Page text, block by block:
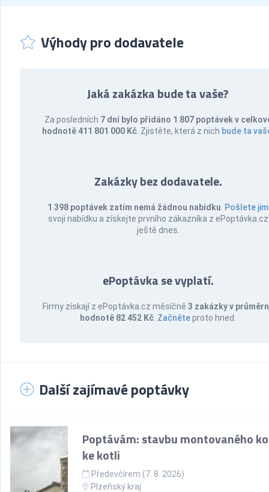
Výhody pro dodavatele
Jaká zakázka bude ta vaše?
Za posledních 7 dní bylo přidáno 1 807 poptávek v
hodnotě 411 801 000 Kč . Zjistěte, která z nich bude ta
Zakázky bez dodavatele.
1 398 poptávek zatím nemá žádnou nabídku Pošlete jim
svoji nabídku a získejte prvního zákazníka z ePoptávka.cz
ještě dnes.
ePoptávka se vyplatí.
Firmy získají z ePoptávka.cz měsíčně 3 zakázky v
hodnotě 82 452 Kč Začněteproto hned.
Další zajímavé poptávky
Poptávám: stavbu montovaného
ke kotli
Předevčírem (7. 8. 2026)
Plzeňský kraj